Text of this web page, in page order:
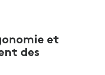
et
des